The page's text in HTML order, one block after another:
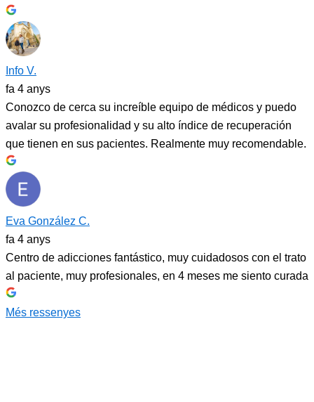
Info V.
fa 4 anys
Conozco de cerca su increíble equipo de médicos y puedo
avalar su profesionalidad y su alto índice de recuperación
que tienen en sus pacientes. Realmente muy recomendable.
Eva González C.
fa 4 anys
Centro de adicciones fantástico, muy cuidadosos con el trato
al paciente, muy profesionales, en 4 meses me siento curada
Més ressenyes